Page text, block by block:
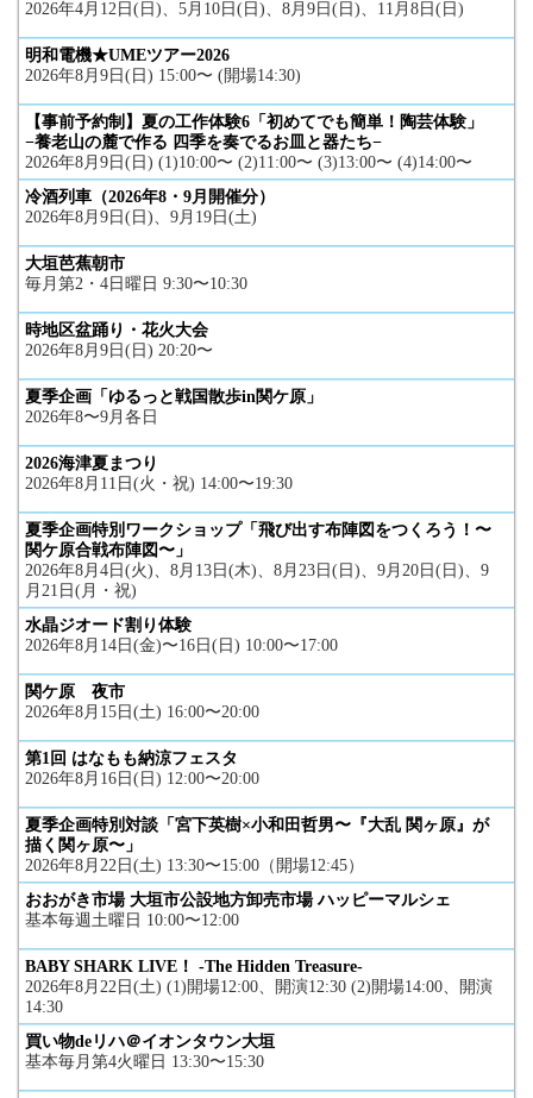
2026年4月12日(日)、5月10日(日)、8月9日(日)、11月8日(日)
明和電機★UMEツアー2026
2026年8月9日(日) 15:00〜 (開場14:30)
【事前予約制】夏の工作体験6「初めてでも簡単！陶芸体験」
−養老山の麓で作る 四季を奏でるお皿と器たち−
2026年8月9日(日) (1)10:00〜 (2)11:00〜 (3)13:00〜 (4)14:00〜
冷酒列車（2026年8・9月開催分）
2026年8月9日(日)、9月19日(土)
大垣芭蕉朝市
毎月第2・4日曜日 9:30〜10:30
時地区盆踊り・花火大会
2026年8月9日(日) 20:20〜
夏季企画「ゆるっと戦国散歩in関ケ原」
2026年8〜9月各日
2026海津夏まつり
2026年8月11日(火・祝) 14:00〜19:30
夏季企画特別ワークショップ「飛び出す布陣図をつくろう！〜
関ケ原合戦布陣図〜」
2026年8月4日(火)、8月13日(木)、8月23日(日)、9月20日(日)、9
月21日(月・祝)
水晶ジオード割り体験
2026年8月14日(金)〜16日(日) 10:00〜17:00
関ケ原 夜市
2026年8月15日(土) 16:00〜20:00
第1回 はなもも納涼フェスタ
2026年8月16日(日) 12:00〜20:00
夏季企画特別対談「宮下英樹×小和田哲男〜『大乱 関ヶ原』が
描く関ヶ原〜」
2026年8月22日(土) 13:30〜15:00（開場12:45）
おおがき市場 大垣市公設地方卸売市場 ハッピーマルシェ
基本毎週土曜日 10:00〜12:00
BABY SHARK LIVE！ -The Hidden Treasure-
2026年8月22日(土) (1)開場12:00、開演12:30 (2)開場14:00、開演
14:30
買い物deリハ＠イオンタウン大垣
基本毎月第4火曜日 13:30〜15:30